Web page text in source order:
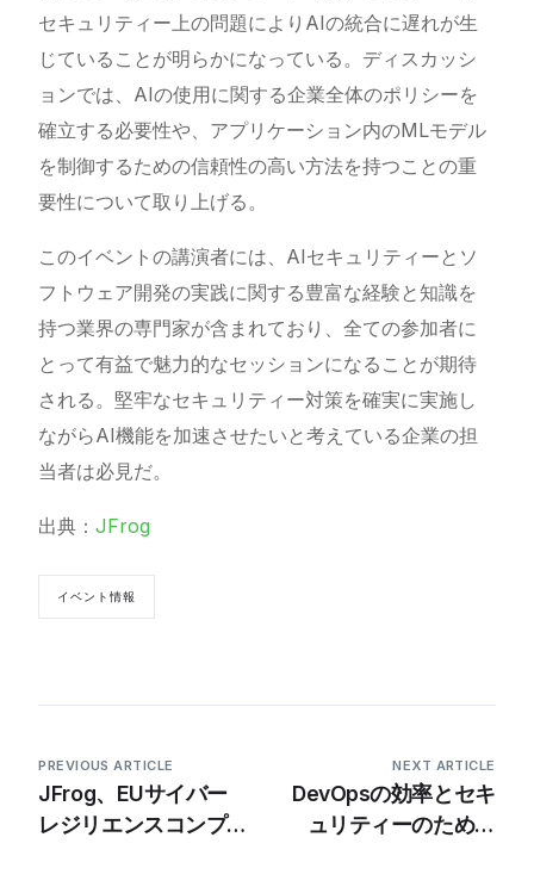
セキュリティー上の問題によりAIの統合に遅れが生
じていることが明らかになっている。ディスカッシ
ョンでは、AIの使用に関する企業全体のポリシーを
確立する必要性や、アプリケーション内のMLモデル
を制御するための信頼性の高い方法を持つことの重
要性について取り上げる。
このイベントの講演者には、AIセキュリティーとソ
フトウェア開発の実践に関する豊富な経験と知識を
持つ業界の専門家が含まれており、全ての参加者に
とって有益で魅力的なセッションになることが期待
される。堅牢なセキュリティー対策を確実に実施し
ながらAI機能を加速させたいと考えている企業の担
当者は必見だ。
出典：JFrog
イベント情報
PREVIOUS ARTICLE
JFrog、EUサイバー
レジリエンスコンプラ
NEXT ARTICLE
DevOpsの効率とセキ
ュリティーのために